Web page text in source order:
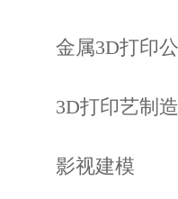
金属3D打印公
3D打印艺制造
影视建模